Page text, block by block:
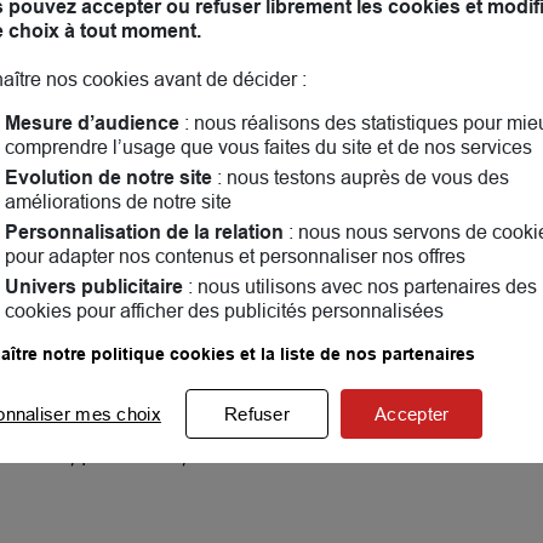
Entreprises de Créteil !
solutions d’assurance sur mesure et un
associations et 9 entreprises sur 10 nous
prévention, télésurveillance…
pouvez accepter ou refuser librement les cookies et
choix à tout moment.
nos cookies avant de décider :
Mesure d’audience : nous réalisons des statistiques pour
comprendre l’usage que vous faites du site et de nos services
Evolution de notre site : nous testons auprès de vous des
améliorations de notre site
Personnalisation de la relation : nous nous servons de
pour adapter nos contenus et personnaliser nos offres
Univers publicitaire : nous utilisons avec nos partenaires des
cookies pour afficher des publicités personnalisées
notre politique cookies et la liste de nos partenaires
mes choix Refuser Accepter